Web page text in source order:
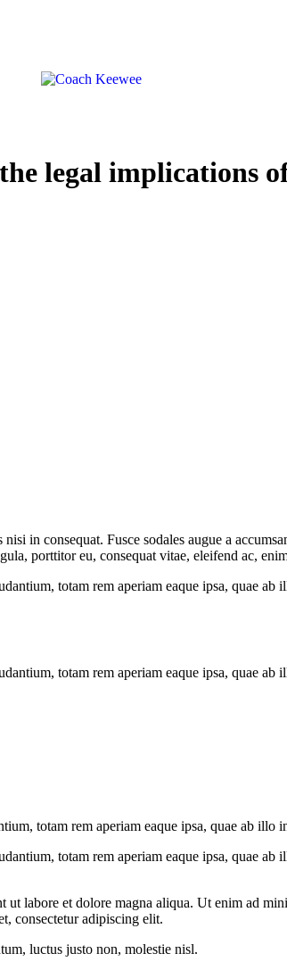
legal implications
in consequat. Fusce sodales augue a
porttitor eu, consequat vitae, eleifend ac,
totam rem aperiam eaque ipsa, quae
totam rem aperiam eaque ipsa, quae
totam rem aperiam eaque ipsa, quae ab illo
totam rem aperiam eaque ipsa, quae
labore et dolore magna aliqua. Ut enim ad
consectetur adipiscing elit.
luctus justo non, molestie nisl.